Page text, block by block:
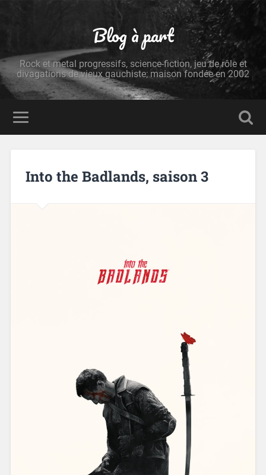
Blog à part
Rock et metal progressifs, science-fiction, jeu de rôle et
divagations de vieux gauchiste; maison fondée en 2002
Into the Badlands, saison 3